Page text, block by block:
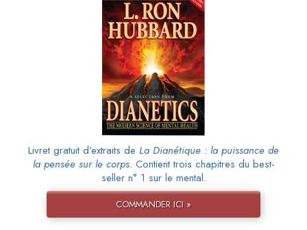
Livret gratuit d’extraits de La Dianétique : la puissance de
la pensée sur le corps. Contient trois chapitres du best-
seller n° 1 sur le mental.
COMMANDER ICI »